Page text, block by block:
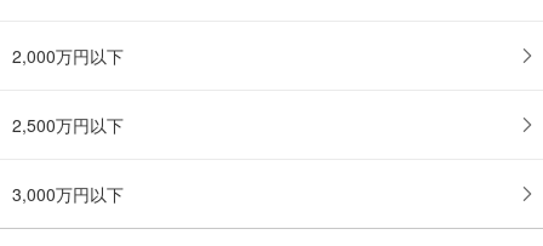
2,000万円以下
2,500万円以下
3,000万円以下